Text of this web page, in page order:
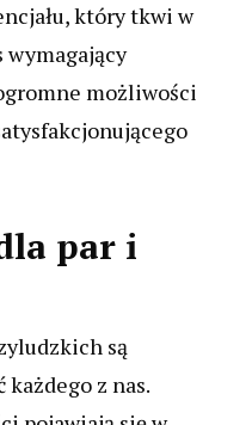
który tkwi w
wymagający
możliwości
par i
są
z nas.